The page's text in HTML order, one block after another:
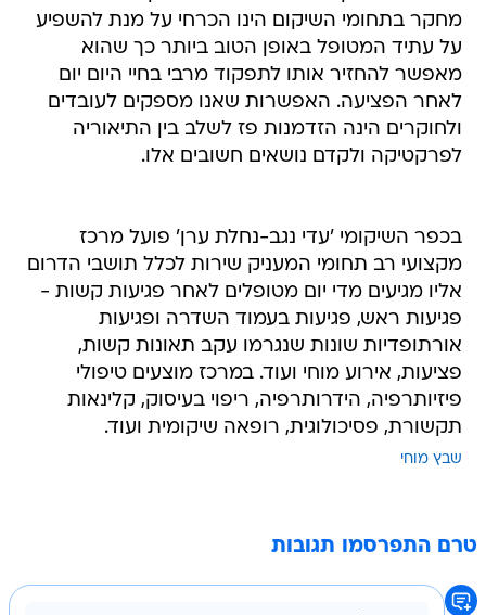
מחקר בתחומי השיקום הינו הכרחי על מנת להשפיע
על עתיד המטופל באופן הטוב ביותר כך שהוא
מאפשר להחזיר אותו לתפקוד מרבי בחיי היום יום
לאחר הפציעה. האפשרות שאנו מספקים לעובדים
ולחוקרים הינה הזדמנות פז לשלב בין התיאוריה
לפרקטיקה ולקדם נושאים חשובים אלו.
בכפר השיקומי 'עדי נגב-נחלת ערן' פועל מרכז
מקצועי רב תחומי המעניק שירות לכלל תושבי הדרום
אליו מגיעים מדי יום מטופלים לאחר פגיעות קשות -
פגיעות ראש, פגיעות בעמוד השדרה ופגיעות
אורתופדיות שונות שנגרמו עקב תאונות קשות,
פציעות, אירוע מוחי ועוד. במרכז מוצעים טיפולי
פיזיותרפיה, הידרותרפיה, ריפוי בעיסוק, קלינאות
תקשורת, פסיכולוגית, רופאה שיקומית ועוד.
שבץ מוחי
טרם התפרסמו תגובות